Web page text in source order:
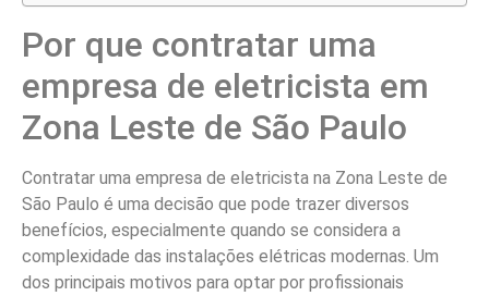
Por que contratar uma
empresa de eletricista em
Zona Leste de São Paulo
Contratar uma empresa de eletricista na Zona Leste de
São Paulo é uma decisão que pode trazer diversos
benefícios, especialmente quando se considera a
complexidade das instalações elétricas modernas. Um
dos principais motivos para optar por profissionais